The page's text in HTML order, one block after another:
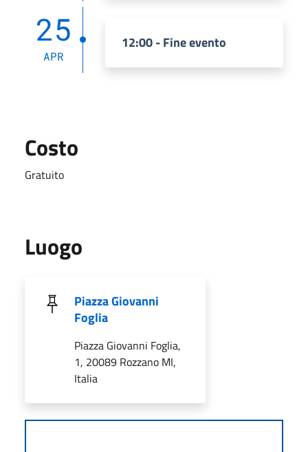
25
APR
12:00 - Fine evento
Costo
Gratuito
Luogo
Piazza Giovanni
Foglia
Piazza Giovanni Foglia,
1, 20089 Rozzano MI,
Italia